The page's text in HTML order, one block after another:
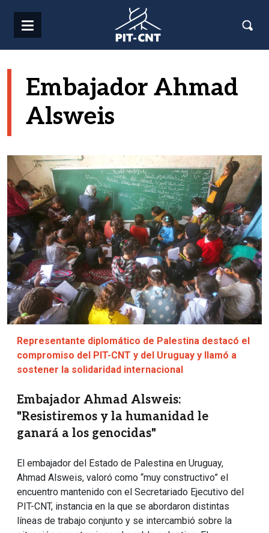
Embajador Ahmad
Alsweis
Imagen
Representante diplomático de Palestina destacó el
compromiso del PIT-CNT y del Uruguay y llamó a
sostener la solidaridad internacional
Embajador Ahmad Alsweis:
"Resistiremos y la humanidad le
ganará a los genocidas"
El embajador del Estado de Palestina en Uruguay,
Ahmad Alsweis, valoró como “muy constructivo” el
encuentro mantenido con el Secretariado Ejecutivo del
PIT-CNT, instancia en la que se abordaron distintas
líneas de trabajo conjunto y se intercambió sobre la